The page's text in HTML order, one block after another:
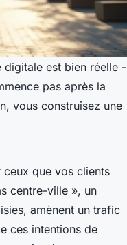
digitale est bien réelle -
pas après la
vous construisez une
ceux que vos clients
centre-ville », un
amènent un trafic
ces intentions de